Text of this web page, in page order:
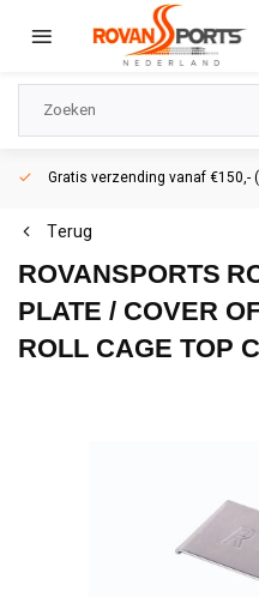
Gratis verzending vanaf €150,-
Terug
ROVANSPORTS
PLATE / COVER
ROLL CAGE TOP